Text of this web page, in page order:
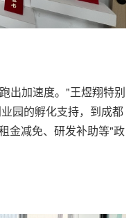
出加速度。"王煜翔特别
园的孵化支持，到成都
金减免、研发补助等"政